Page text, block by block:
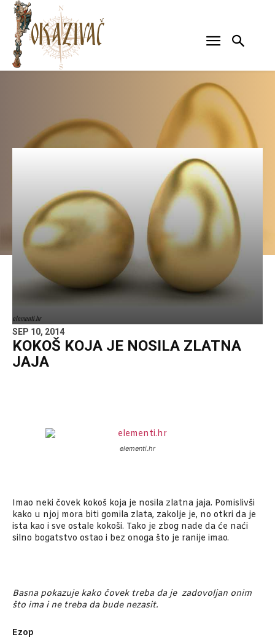
elementi.hr
SEP 10, 2014
KOKOŠ KOJA JE NOSILA ZLATNA
JAJA
elementi.hr
Imao neki čovek kokoš koja je nosila zlatna jaja. Pomislivši
kako u njoj mora biti gomila zlata, zakolje je, no otkri da je
ista kao i sve ostale kokoši. Tako je zbog nade da će naći
silno bogatstvo ostao i bez onoga što je ranije imao.
Basna pokazuje kako čovek treba da je zadovoljan onim
što ima i ne treba da bude nezasit.
Ezop